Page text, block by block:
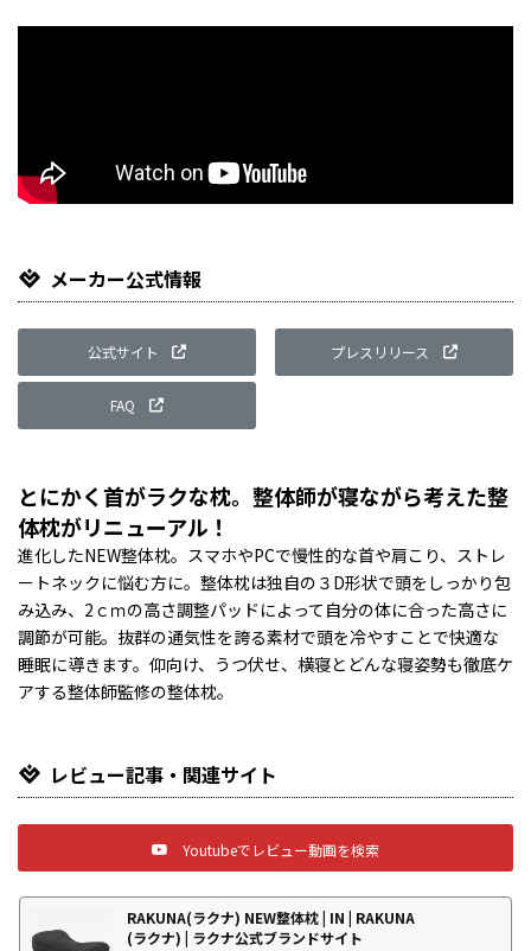
メーカー公式情報
公式サイト プレスリリース
FAQ
とにかく首がラクな枕。整体師が寝ながら考えた整
体枕がリニューアル！
進化したNEW整体枕。スマホやPCで慢性的な首や肩こり、ストレ
ートネックに悩む方に。整体枕は独自の３D形状で頭をしっかり包
み込み、2ｃｍの高さ調整パッドによって自分の体に合った高さに
調節が可能。抜群の通気性を誇る素材で頭を冷やすことで快適な
睡眠に導きます。仰向け、うつ伏せ、横寝とどんな寝姿勢も徹底ケ
アする整体師監修の整体枕。
レビュー記事・関連サイト
Youtubeでレビュー動画を検索
RAKUNA(ラクナ) NEW整体枕 | IN | RAKUNA
(ラクナ) | ラクナ公式ブランドサイト